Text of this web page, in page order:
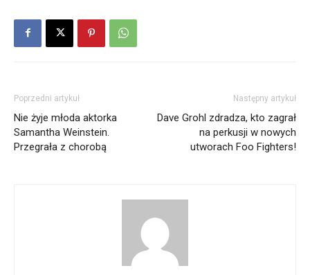
Poprzedni artykuł
Nie żyje młoda aktorka
Samantha Weinstein.
Przegrała z chorobą
Następny artykuł
Dave Grohl zdradza, kto zagrał
na perkusji w nowych
utworach Foo Fighters!